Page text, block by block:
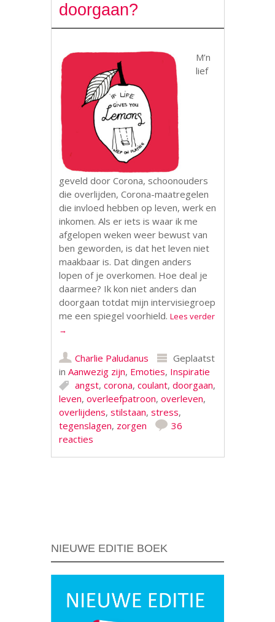
doorgaan?
M’n
lief
geveld door Corona, schoonouders
die overlijden, Corona-maatregelen
die invloed hebben op leven, werk en
inkomen. Als er iets is waar ik me
afgelopen weken weer bewust van
ben geworden, is dat het leven niet
maakbaar is. Dat dingen anders
lopen of je overkomen. Hoe deal je
daarmee? Ik kon niet anders dan
doorgaan totdat mijn intervisiegroep
me een spiegel voorhield.Lees verder
→
Charlie Paludanus
Geplaatst
inAanwezig zijn, Emoties, Inspiratie
angst,corona,coulant,doorgaan,
leven,overleefpatroon,overleven,
overlijdens,stilstaan,stress,
tegenslagen, zorgen
36
reacties
NIEUWE EDITIE BOEK